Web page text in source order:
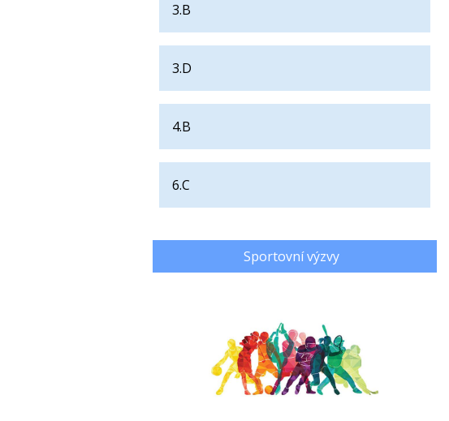
3.B
3.D
4.B
6.C
Sportovní výzvy